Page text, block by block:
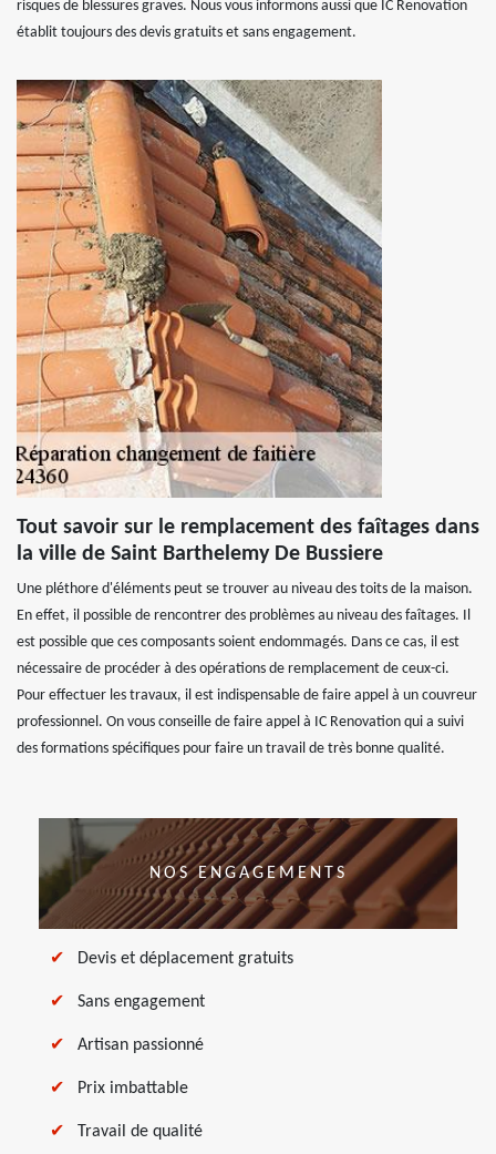
risques de blessures graves. Nous vous informons aussi que IC Renovation
établit toujours des devis gratuits et sans engagement.
Tout savoir sur le remplacement des faîtages dans
la ville de Saint Barthelemy De Bussiere
Une pléthore d'éléments peut se trouver au niveau des toits de la maison.
En effet, il possible de rencontrer des problèmes au niveau des faîtages. Il
est possible que ces composants soient endommagés. Dans ce cas, il est
nécessaire de procéder à des opérations de remplacement de ceux-ci.
Pour effectuer les travaux, il est indispensable de faire appel à un couvreur
professionnel. On vous conseille de faire appel à IC Renovation qui a suivi
des formations spécifiques pour faire un travail de très bonne qualité.
NOS ENGAGEMENTS
Devis et déplacement gratuits
Sans engagement
Artisan passionné
Prix imbattable
Travail de qualité